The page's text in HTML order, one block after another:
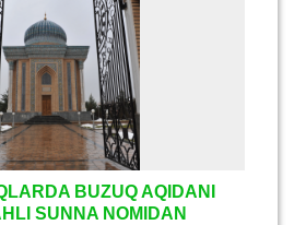
BUZUQ AQIDANI
SUNNA NOMIDAN